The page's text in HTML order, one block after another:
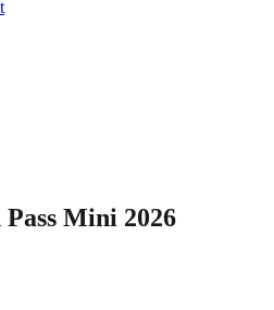
Pass Mini 2026